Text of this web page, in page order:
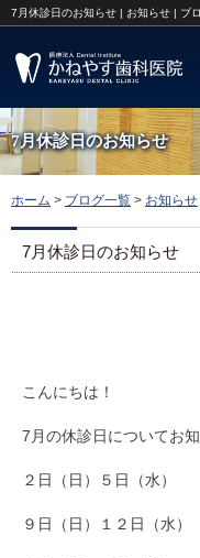
7月休診日のお知らせ | お知らせ | ブ
7月休診日のお知らせ
ホーム > ブログ一覧 > お知らせ
7月休診日のお知らせ
こんにちは！
7月の休診日についてお知
２日（日）５日（水）
９日（日）１２日（水）